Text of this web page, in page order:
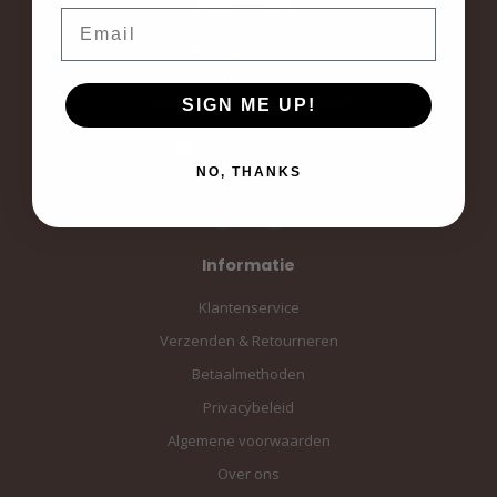
Amersfoort, the Netherlands
Informatie
Klantenservice
Verzenden & Retourneren
Betaalmethoden
Privacybeleid
Algemene voorwaarden
Over ons
SIGN ME UP!
NO, THANKS